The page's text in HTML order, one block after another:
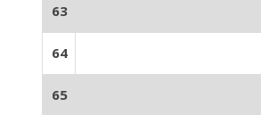
63
64
65